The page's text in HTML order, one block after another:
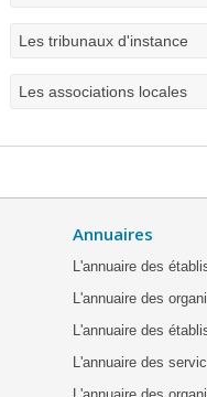
Les tribunaux d'instance
Les associations locales
Annuaires
L'annuaire des
L'annuaire des
L'annuaire des
L'annuaire des